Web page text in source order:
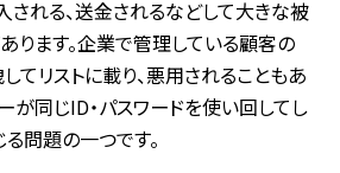
される、送金されるなどして大きな被
ります。企業で管理している顧客の
してリストに載り、悪用されることもあ
が同じID・パスワードを使い回してし
問題の一つです。